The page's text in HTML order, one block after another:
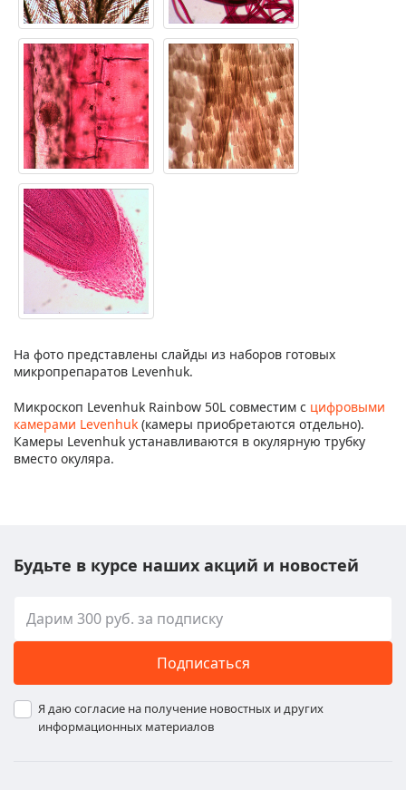
На фото представлены слайды из наборов готовых
микропрепаратов Levenhuk.
Микроскоп Levenhuk Rainbow 50L совместим с цифровыми
камерами Levenhuk (камеры приобретаются отдельно).
Камеры Levenhuk устанавливаются в окулярную трубку
вместо окуляра.
Будьте в курсе наших акций и новостей
Подписаться
Я даю согласие на получение новостных и других
информационных материалов